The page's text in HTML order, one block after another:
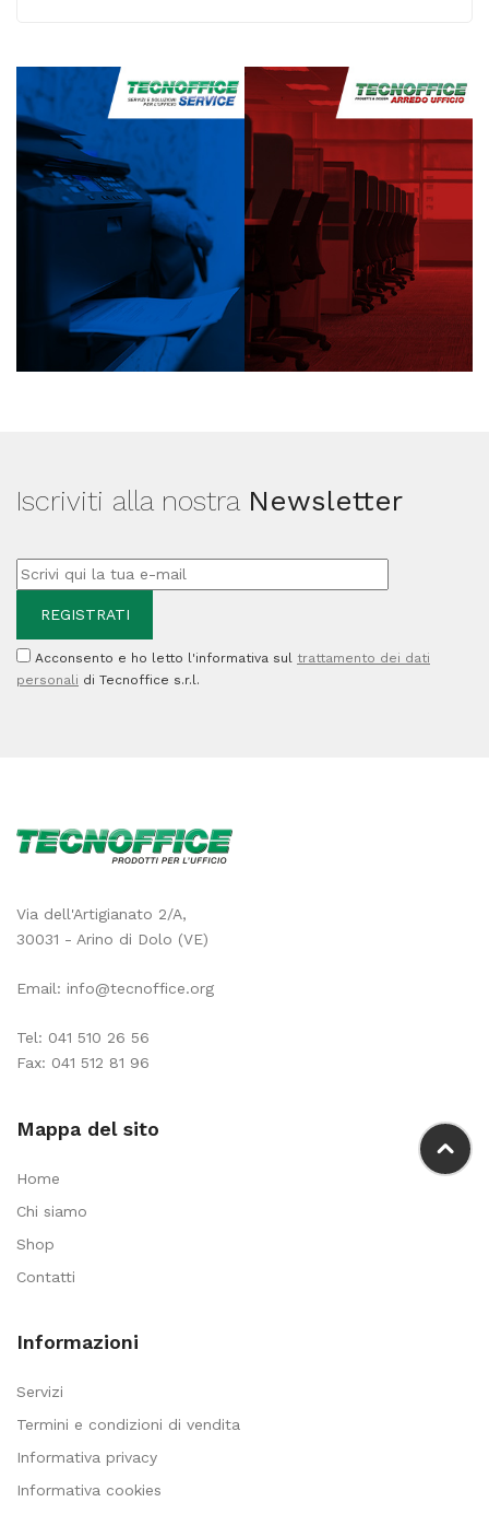
Iscriviti alla nostra Newsletter
Acconsento e ho letto l'informativa sul trattamento dei dati
personali di Tecnoffice s.r.l.
Via dell'Artigianato 2/A,
30031 - Arino di Dolo (VE)
Email: info@tecnoffice.org
Tel: 041 510 26 56
Fax: 041 512 81 96
Mappa del sito
Home
Chi siamo
Shop
Contatti
Informazioni
Servizi
Termini e condizioni di vendita
Informativa privacy
Informativa cookies